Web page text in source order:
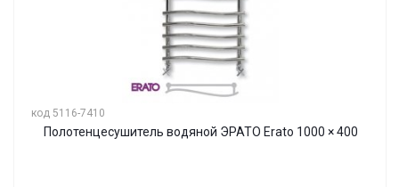
код 5116-7410
Полотенцесушитель водяной ЭРАТО Erato 1000 × 400